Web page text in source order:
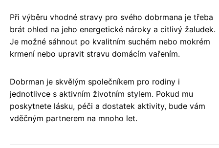
Při výběru vhodné stravy pro svého dobrmana je třeba
brát ohled na jeho energetické nároky a citlivý žaludek.
Je možné sáhnout po kvalitním suchém nebo mokrém
krmení nebo upravit stravu domácím vařením.
Dobrman je skvělým společníkem pro rodiny i
jednotlivce s aktivním životním stylem. Pokud mu
poskytnete lásku, péči a dostatek aktivity, bude vám
vděčným partnerem na mnoho let.